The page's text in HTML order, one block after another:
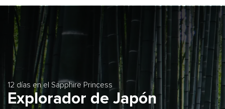
12 días en el Sapphire Princess
Explorador de Japón